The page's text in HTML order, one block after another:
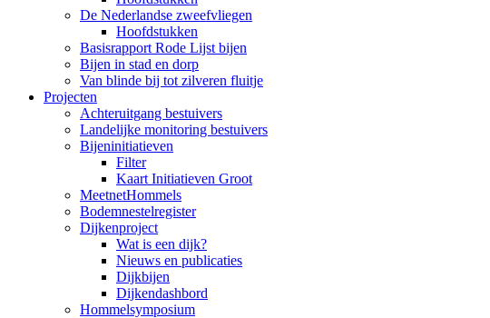
De Nederlandse zweefvliegen
Hoofdstukken
Basisrapport Rode Lijst bijen
Bijen in stad en dorp
Van blinde bij tot zilveren fluitje
Projecten
Achteruitgang bestuivers
Landelijke monitoring bestuivers
Bijeninitiatieven
Filter
Kaart Initiatieven Groot
MeetnetHommels
Bodemnestelregister
Dijkenproject
Wat is een dijk?
Nieuws en publicaties
Dijkbijen
Dijkendashbord
Hommelsymposium